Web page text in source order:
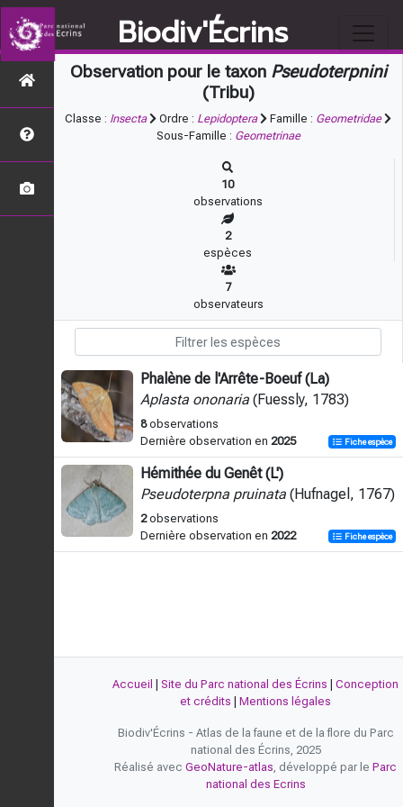
Biodiv'Écrins
Observation pour le taxon Pseudoterpnini
(Tribu)
Classe : Insecta Ordre : Lepidoptera Famille : Geometridae
Sous-Famille : Geometrinae
10
observations
2
espèces
7
observateurs
Phalène de l'Arrête-Boeuf (La)
Aplasta ononaria (Fuessly, 1783)
8observations
Dernière observation en 2025 Fiche espèce
Hémithée du Genêt (L')
Pseudoterpna pruinata (Hufnagel, 1767)
2observations
Dernière observation en 2022 Fiche espèce
Accueil Site du Parc national des Écrins
Conception
et crédits
Mentions légales
Biodiv'Écrins - Atlas de la faune et de la flore du Parc
national des Écrins, 2025
Réalisé avec GeoNature-atlas, développé par le Parc
national des Ecrins